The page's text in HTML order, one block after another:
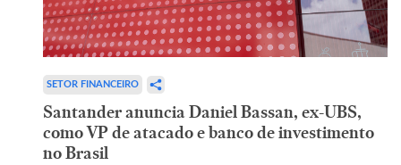
SETOR FINANCEIRO
Santander anuncia Daniel Bassan, ex-UBS,
como VP de atacado e banco de investimento
no Brasil